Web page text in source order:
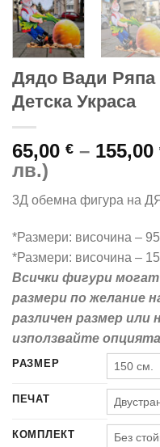
Дядо Вади Ряпа
Детска Украса
65,00 € – 155,00
лв.)
3Д обемна фигура на
*Размери: височина –
*Размери: височина –
Всички фигури могат
размери по желание
различен размер или
използвайте
РАЗМЕР 150 см.
ПЕЧАТ
КОМПЛЕКТ Без